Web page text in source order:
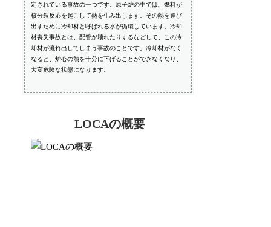
定されている事故の一つです。原子炉の中では、燃料が
核分裂反応を起こして熱を生み出します。その熱を運び
出すために冷却材と呼ばれる水が循環しています。冷却
材喪失事故とは、配管が壊れたりするなどして、この冷
却材が流れ出してしまう事故のことです。冷却材がなく
なると、炉心の熱を十分に下げることができなくなり、
大変危険な状態になります。
LOCAの概要